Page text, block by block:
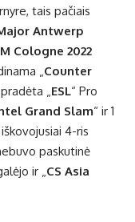
tais pačiais
Antwerp
Cologne 2022
„Counter
„ESL“ Pro
Grand Slam“ ir 1
4-ris
paskutinė
ir „CS Asia